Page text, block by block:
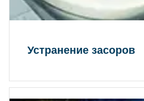
Устранение засоров